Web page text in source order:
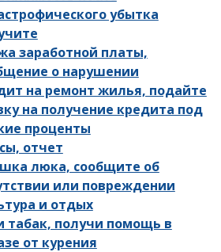
убытка
заработной платы,
о нарушении
на ремонт жилья, подайте
на получение кредита под
проценты
отчет
люка, сообщите об
или повреждении
и отдых
табак, получи помощь в
от курения